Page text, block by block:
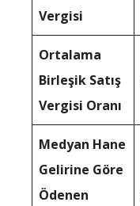
Vergisi
Ortalama
Birleşik Satış
Vergisi Oranı
Medyan Hane
Gelirine Göre
Ödenen